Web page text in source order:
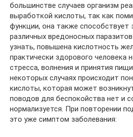
большинстве случаев организм
выработкой кислоты, так как
функции, она также способствует
различных вредоносных
узнать, повышена кислотность
практически здорового человека
стресса, волнения и принятия
некоторых случаях происходит
кислоты, которая может
поводов для беспокойства нет и
нормализуется. При повторении
это уже симптом заболевания: